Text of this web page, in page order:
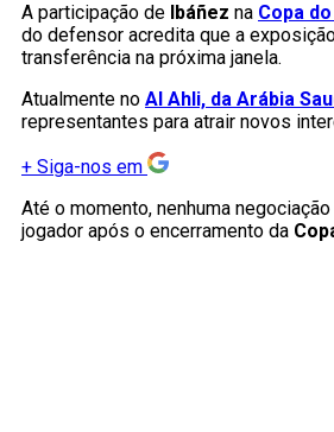
A participação de Ibáñez na Copa
do defensor acredita que a
transferência na próxima janela.
Atualmente no Al Ahli, da Arábia
representantes para atrair novos
+ Siga-nos em
Até o momento, nenhuma
jogador após o encerramento da